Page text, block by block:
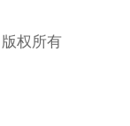
权所有